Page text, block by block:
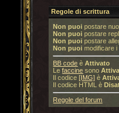
Regole di scrittura
Non puoi postare
Non puoi postare
Non puoi postare
Non puoi modificare
BB code èAttivato
Lefaccine sono
Il codice[IMG] è
Il codice HTML è
Regole del forum